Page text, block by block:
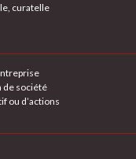
curatelle
de société
ou d’actions